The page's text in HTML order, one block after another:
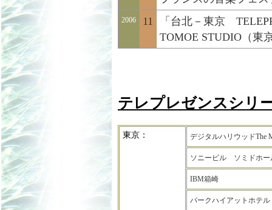
2006 11
「台北－東京
TOMOE STUDIO（東
テレプレゼンスシリ
東京： デジタルハリウッドThe
ソニービル ソミドホー
IBM箱崎
パークハイアットホテル